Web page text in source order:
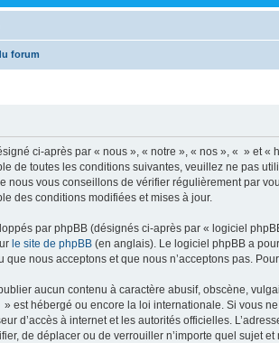
forum
ci-après par « nous », « notre », « nos », « » et «
de toutes les conditions suivantes, veuillez ne pas
nous vous conseillons de vérifier régulièrement par
des conditions modifiées et mises à jour.
par phpBB (désignés ci-après par « logiciel
le site de phpBB (en anglais). Le logiciel phpBB a
que nous acceptons et que nous n’acceptons pas.
aucun contenu à caractère abusif, obscène,
est hébergé ou encore la loi internationale. Si vous
d’accès à internet et les autorités officielles.
de déplacer ou de verrouiller n’importe quel sujet